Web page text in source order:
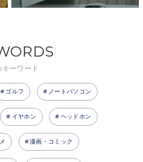
ーワード
ゴルフ ノートパソコン
イヤホン ヘッドホン
漫画・コミック